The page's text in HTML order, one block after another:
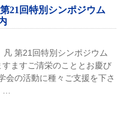
21回特別シンポジウム
第21回特別シンポジウム
ますご清栄のこととお慶び
会の活動に種々ご支援を下さ
…